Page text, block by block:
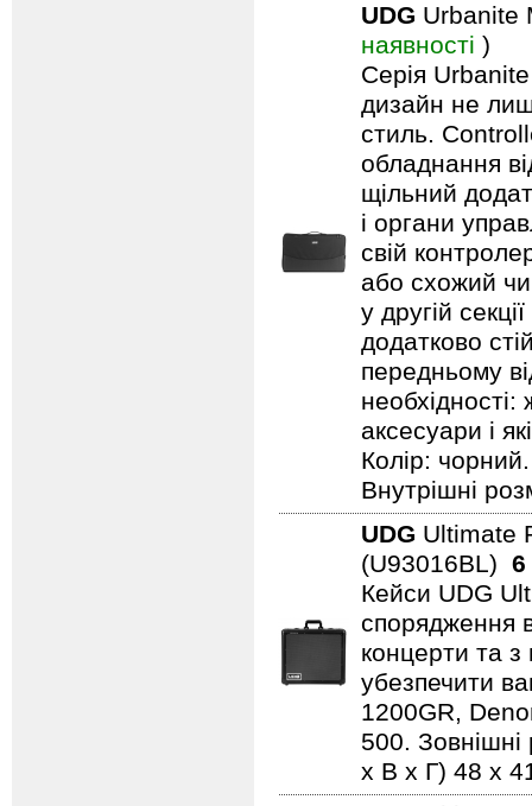
UDG Urbanite
наявності )
Серія
дизайн не
стиль.
обладнання
щільний
і органи
свій
або схожий
у другій
додатково
передньому
аксесуари і
Колір:
Внутрішні
UDG Ultimate
(U93016BL) 6
Кейси UDG
спорядження
концерти та з
убезпечити
1200GR,
500.
x В x Г) 48 x